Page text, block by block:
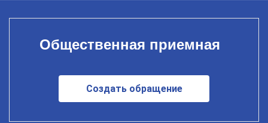
Общественная приемная
Создать обращение